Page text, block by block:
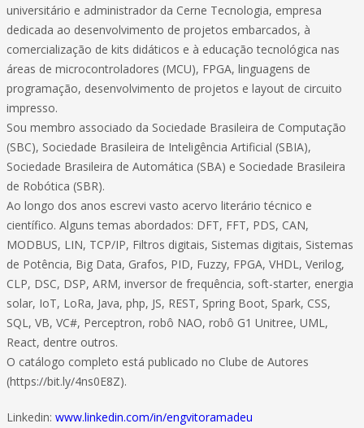
universitário e administrador da Cerne Tecnologia, empresa
dedicada ao desenvolvimento de projetos embarcados, à
comercialização de kits didáticos e à educação tecnológica nas
áreas de microcontroladores (MCU), FPGA, linguagens de
programação, desenvolvimento de projetos e layout de circuito
impresso.
Sou membro associado da Sociedade Brasileira de Computação
(SBC), Sociedade Brasileira de Inteligência Artificial (SBIA),
Sociedade Brasileira de Automática (SBA) e Sociedade Brasileira
de Robótica (SBR).
Ao longo dos anos escrevi vasto acervo literário técnico e
científico. Alguns temas abordados: DFT, FFT, PDS, CAN,
MODBUS, LIN, TCP/IP, Filtros digitais, Sistemas digitais, Sistemas
de Potência, Big Data, Grafos, PID, Fuzzy, FPGA, VHDL, Verilog,
CLP, DSC, DSP, ARM, inversor de frequência, soft-starter, energia
solar, IoT, LoRa, Java, php, JS, REST, Spring Boot, Spark, CSS,
SQL, VB, VC#, Perceptron, robô NAO, robô G1 Unitree, UML,
React, dentre outros.
O catálogo completo está publicado no Clube de Autores
(https://bit.ly/4ns0E8Z).
Linkedin: www.linkedin.com/in/engvitoramadeu